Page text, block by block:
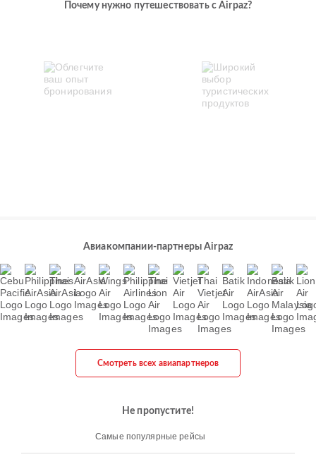
Почему нужно путешествовать с Airpaz?
Авиакомпании-партнеры Airpaz
Смотреть всех авиапартнеров
Не пропустите!
Самые популярные рейсы